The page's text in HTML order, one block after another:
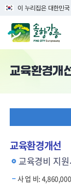
이 누리집은 대한민
교육환경개
교육환경개선
교육경비 지원
사 업 비: